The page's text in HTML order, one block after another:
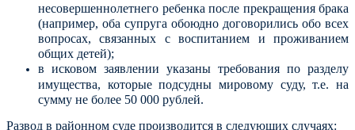
несовершеннолетнего ребенка после прекращения брака
(например, оба супруга обоюдно договорились обо всех
вопросах, связанных с воспитанием и проживанием
общих детей);
в исковом заявлении указаны требования по разделу
имущества, которые подсудны мировому суду, т.е. на
сумму не более 50 000 рублей.
Развод в районном суде производится в следующих случаях: